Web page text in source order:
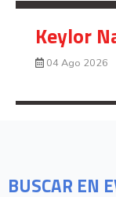
BUSCAR EN
Keylor
04 Ago 2026